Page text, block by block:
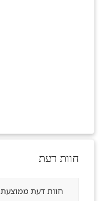
חוות דעת
חוות דעת ממוצעת